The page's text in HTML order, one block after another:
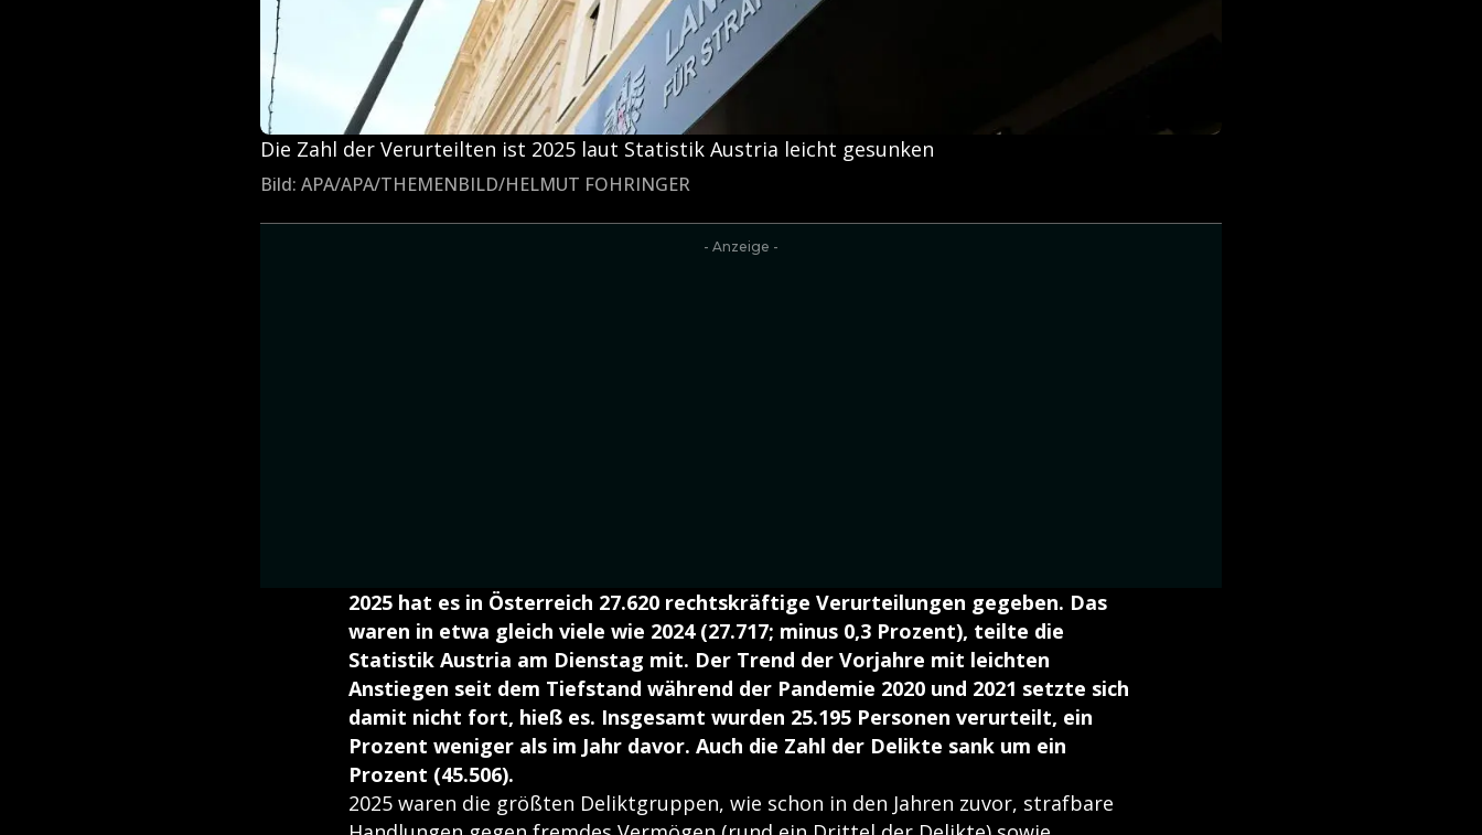
Die Zahl der Verurteilten ist 2025 laut Statistik Austria leicht gesunken
Bild: APA/APA/THEMENBILD/HELMUT FOHRINGER
- Anzeige -
2025 hat es in Österreich 27.620 rechtskräftige Verurteilungen gegeben. Das
waren in etwa gleich viele wie 2024 (27.717; minus 0,3 Prozent), teilte die
Statistik Austria am Dienstag mit. Der Trend der Vorjahre mit leichten
Anstiegen seit dem Tiefstand während der Pandemie 2020 und 2021 setzte sich
damit nicht fort, hieß es. Insgesamt wurden 25.195 Personen verurteilt, ein
Prozent weniger als im Jahr davor. Auch die Zahl der Delikte sank um ein
Prozent (45.506).
2025 waren die größten Deliktgruppen, wie schon in den Jahren zuvor, strafbare